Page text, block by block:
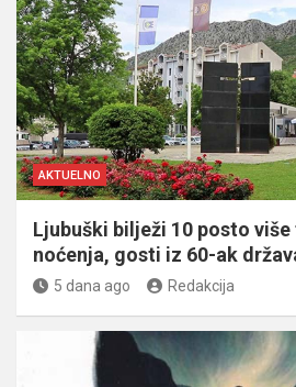
AKTUELNO
Ljubuški bilježi 10 posto
noćenja, gosti iz 60-ak
5 dana ago Redakcija